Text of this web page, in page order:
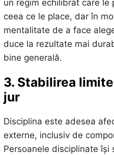
un regim echilibrat care le
ceea ce le place, dar în
mentalitate de a face
duce la rezultate mai
bine generală.
3. Stabilirea
jur
Disciplina este adesea
externe, inclusiv de
Persoanele disciplinate